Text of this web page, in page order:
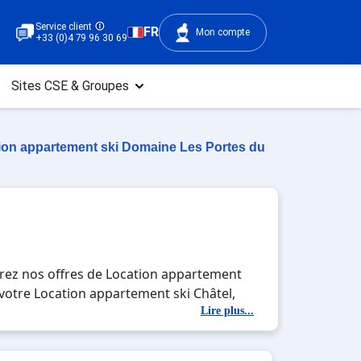
Service client
+33 (0)4 79 96 30 69
FR Mon compte
Sites CSE & Groupes
appartement ski Domaine Les Portes du
nos offres de Location appartement
Location appartement ski Châtel,
activités en totale immersion avec la
, en famille ou entre amis, c'est
Lire plus...